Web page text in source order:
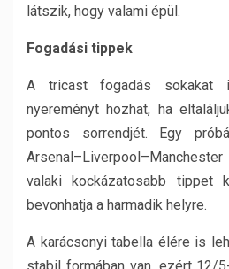
látszik, hogy valami épül.
Fogadási tippek
A tricast fogadás sokakat
nyereményt hozhat, ha
pontos sorrendjét. Egy
valaki kockázatosabb tippet
bevonhatja a harmadik helyre.
A karácsonyi tabella élére is
stabil formában van, ezért 12/